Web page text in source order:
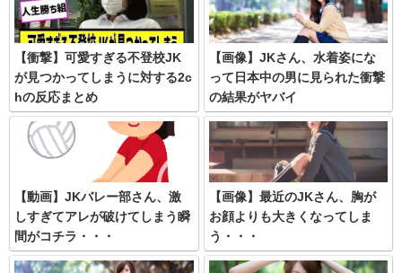
【衝撃】可愛すぎる不登校JK
が見つかってしまうに対する2c
hの反応まとめ
【画像】JKさん、水着姿にな
って日本中の男に見られた衝撃
の結果がヤバイ
【動画】JKバレー部さん、激
しすぎてアレが破けてしまう瞬
間がコチラ・・・
【画像】最近のJKさん、胸が
お顔よりも大きくなってしま
う・・・